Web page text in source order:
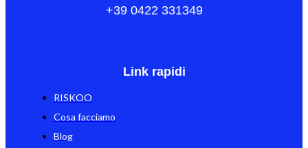
+39 0422 331349
Link rapidi
RISKOO
Cosa facciamo
Blog